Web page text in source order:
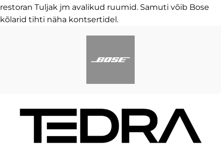
restoran Tuljak jm avalikud ruumid. Samuti võib Bose
kõlarid tihti näha kontsertidel.